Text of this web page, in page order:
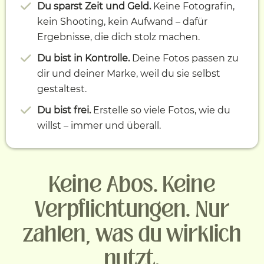
Du sparst Zeit und Geld.Keine Fotografin,
kein Shooting, kein Aufwand – dafür
Ergebnisse, die dich stolz machen.
Du bist in Kontrolle.Deine Fotos passen zu
dir und deiner Marke, weil du sie selbst
gestaltest.
Du bist frei.Erstelle so viele Fotos, wie du
willst – immer und überall.
Keine Abos. Keine
Verpflichtungen. Nur
zahlen, was du wirklich